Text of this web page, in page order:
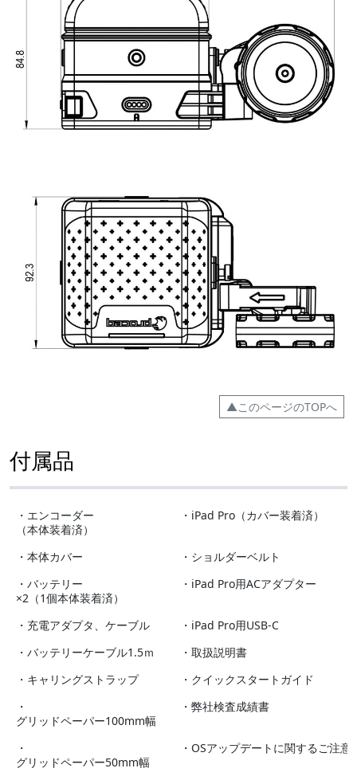
▲このページのTOPへ
付属品
・エンコーダー
（本体装着済）
・iPad Pro（カバー装着済）
・本体カバー
・ショルダーベルト
・バッテリー
×2（1個本体装着済）
・iPad Pro用ACアダプター
・充電アダプタ、ケーブル
・iPad Pro用USB-C
・バッテリーケーブル1.5ｍ
・取扱説明書
・キャリングストラップ
・クイックスタートガイド
・
グリッドペーパー100mm幅
・弊社検査成績書
・
グリッドペーパー50mm幅
・OSアップデートに関するご注意